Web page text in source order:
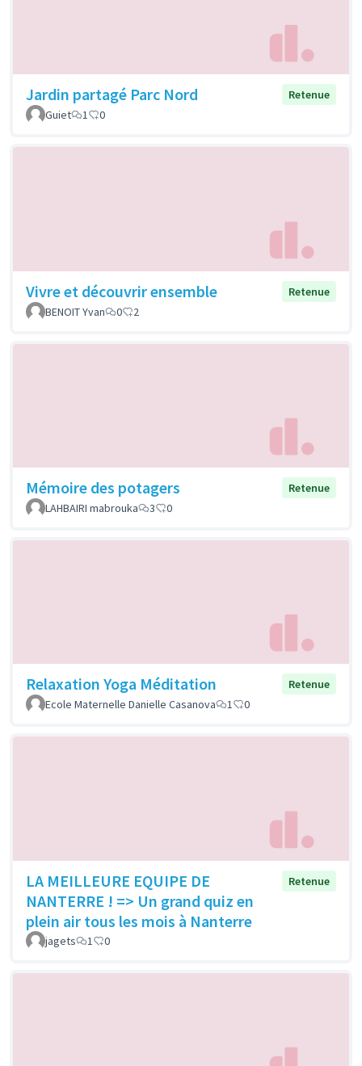
Jardin partagé Parc Nord
Retenue
Guiet
1 0
Vivre et découvrir ensemble
Retenue
BENOIT Yvan
0 2
Mémoire des potagers
Retenue
LAHBAIRI mabrouka
3 0
Relaxation Yoga Méditation
Retenue
Ecole Maternelle Danielle Casanova
1 0
LA MEILLEURE EQUIPE DE
NANTERRE ! => Un grand quiz en
plein air tous les mois à Nanterre
Retenue
jagets 1 0